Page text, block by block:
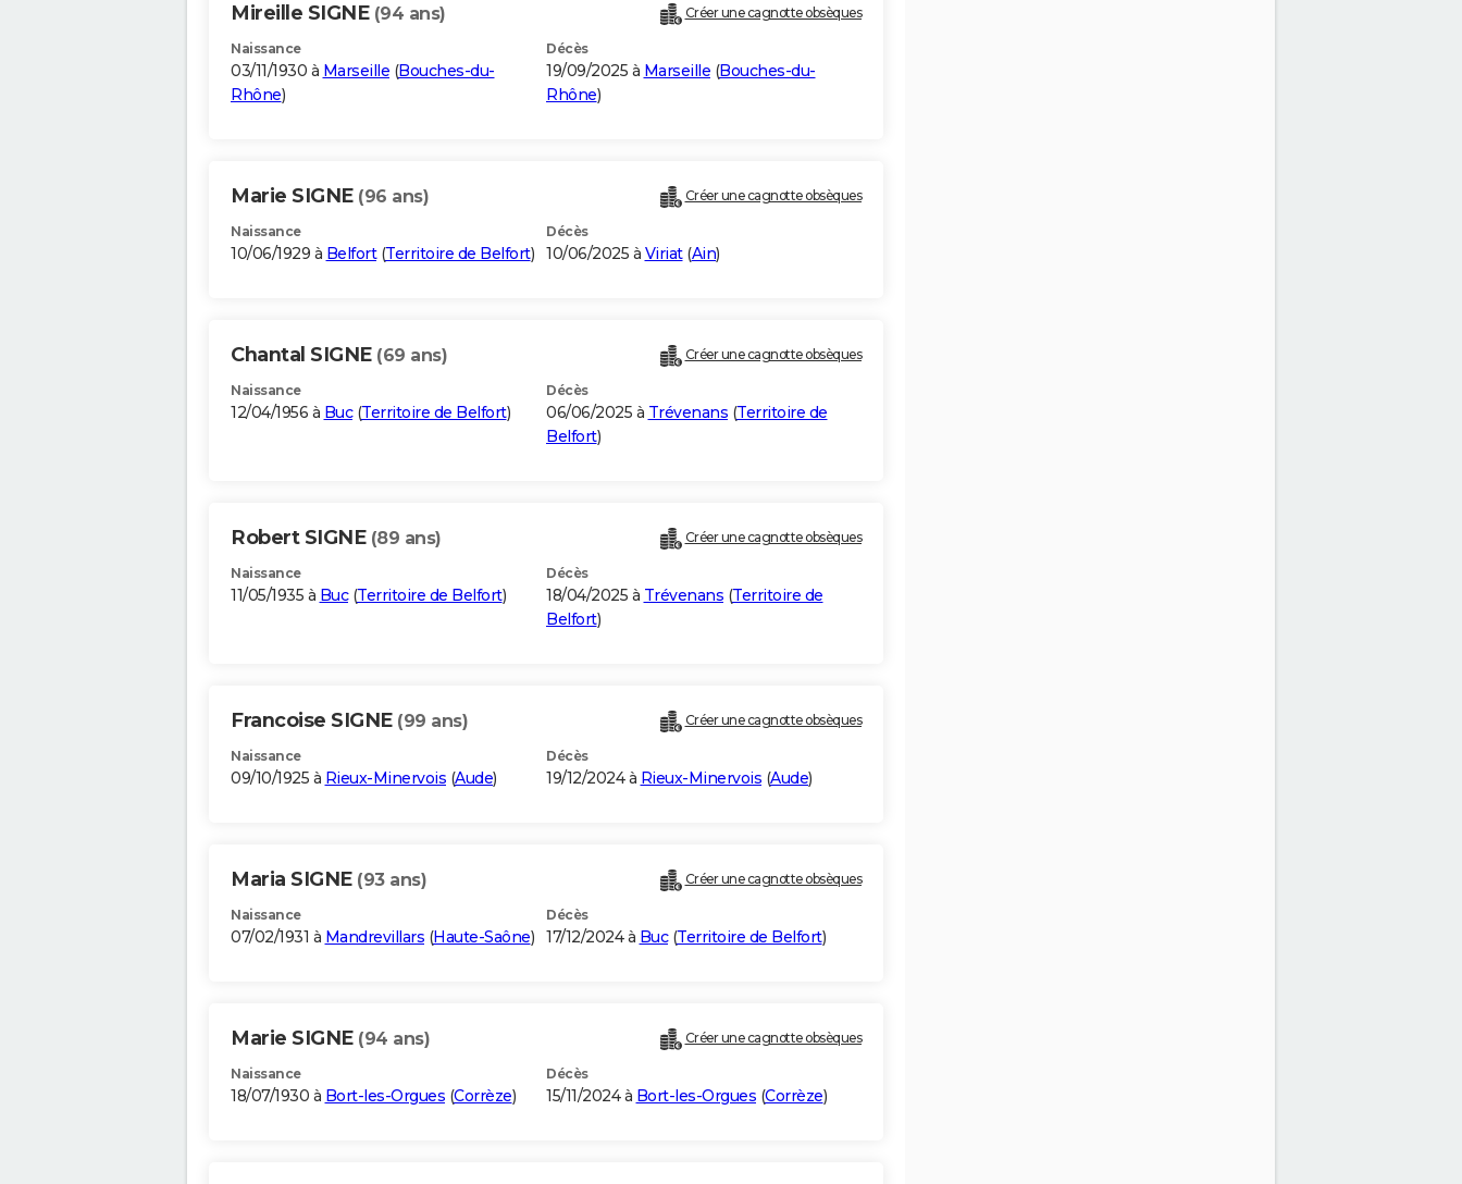
Mireille SIGNE (94 ans) Créer une cagnotte obsèques
Naissance
03/11/1930 à Marseille (Bouches-du-
Rhône)
Décès
19/09/2025 à Marseille (Bouches-du-
Rhône)
Marie SIGNE (96 ans) Créer une cagnotte obsèques
Naissance
10/06/1929 à Belfort(Territoire de Belfort)
Décès
10/06/2025 à Viriat(Ain)
Chantal SIGNE (69 ans) Créer une cagnotte obsèques
Naissance
12/04/1956 à Buc(Territoire de Belfort)
Décès
06/06/2025 à Trévenans (Territoire de
Belfort)
Robert SIGNE (89 ans) Créer une cagnotte obsèques
Naissance
11/05/1935 à Buc(Territoire de Belfort)
Décès
18/04/2025 à Trévenans (Territoire de
Belfort)
Francoise SIGNE (99 ans) Créer une cagnotte obsèques
Naissance
09/10/1925 à Rieux-Minervois (Aude)
Décès
19/12/2024 à Rieux-Minervois (Aude)
Maria SIGNE (93 ans) Créer une cagnotte obsèques
Naissance
07/02/1931 à Mandrevillars (Haute-Saône)
Décès
17/12/2024 à Buc(Territoire de Belfort)
Marie SIGNE (94 ans) Créer une cagnotte obsèques
Naissance
18/07/1930 à Bort-les-Orgues (Corrèze)
Décès
15/11/2024 à Bort-les-Orgues (Corrèze)